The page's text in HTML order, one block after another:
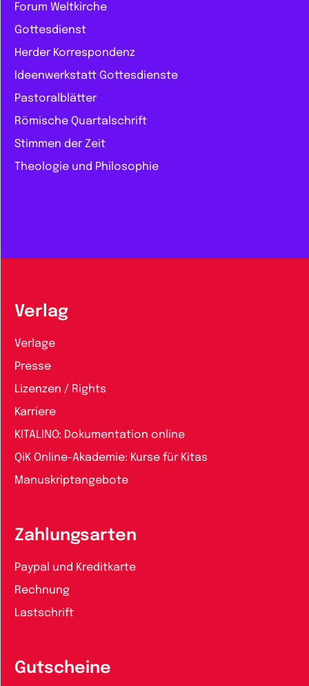
Forum Weltkirche
Gottesdienst
Herder Korrespondenz
Ideenwerkstatt Gottesdienste
Pastoralblätter
Römische Quartalschrift
Stimmen der Zeit
Theologie und Philosophie
Verlag
Verlage
Presse
Lizenzen / Rights
Karriere
KITALINO: Dokumentation online
QiK Online-Akademie: Kurse für Kitas
Manuskriptangebote
Zahlungsarten
Paypal und Kreditkarte
Rechnung
Lastschrift
Gutscheine